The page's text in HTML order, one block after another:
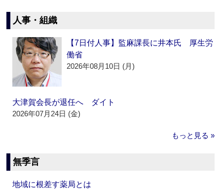
人事・組織
【7日付人事】監麻課長に井本氏 厚生労
働省
2026年08月10日 (月)
大津賀会長が退任へ ダイト
2026年07月24日 (金)
もっと見る »
無季言
地域に根差す薬局とは